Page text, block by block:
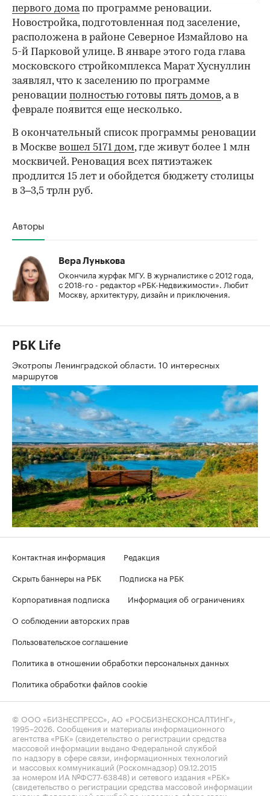
первого домапо программе реновации.
Новостройка, подготовленная под заселение,
расположена в районе Северное Измайлово на
5-й Парковой улице. В январе этого года глава
московского стройкомплекса Марат Хуснуллин
заявлял, что к заселению по программе
реновации полностью готовы пять домов, а в
феврале появится еще несколько.
В окончательный список программы реновации
в Москве вошел 5171 дом, где живут более 1 млн
москвичей. Реновация всех пятиэтажек
продлится 15 лет и обойдется бюджету столицы
в 3–3,5 трлн руб.
Авторы
Вера Лунькова
Окончила журфак МГУ. В журналистике с 2012 года,
с 2018-го - редактор «РБК-Недвижимости». Любит
Москву, архитектуру, дизайн и приключения.
РБК Life
Экотропы Ленинградской области. 10 интересных
маршрутов
Контактная информация
Редакция
Скрыть баннеры на РБК
Подписка на РБК
Корпоративная подписка
Информация об ограничениях
О соблюдении авторских прав
Пользовательское соглашение
Политика в отношении обработки персональных данных
Политика обработки файлов cookie
© ООО «БИЗНЕСПРЕСС», АО «РОСБИЗНЕСКОНСАЛТИНГ»,
1995–2026 . Сообщения и материалы информационного
агентства «РБК» (свидетельство о регистрации средства
массовой информации выдано Федеральной службой
по надзору в сфере связи, информационных технологий
и массовых коммуникаций (Роскомнадзор) 09.12.2015
за номером ИА №ФС77-63848) и сетевого издания «РБК»
(свидетельство о регистрации средства массовой информации